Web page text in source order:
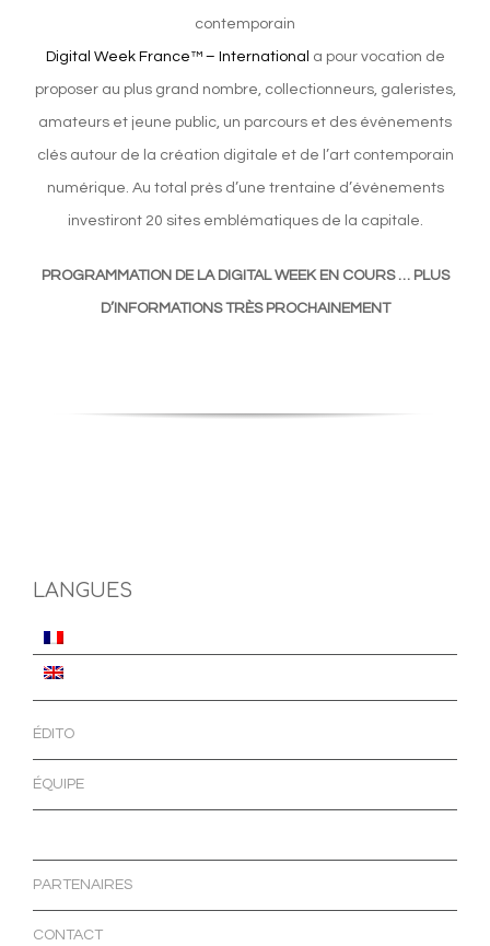
contemporain
Digital Week France™ – International a pour vocation de
proposer au plus grand nombre, collectionneurs, galeristes,
amateurs et jeune public, un parcours et des évènements
clés autour de la création digitale et de l’art contemporain
numérique. Au total près d’une trentaine d’évènements
investiront 20 sites emblématiques de la capitale.
PROGRAMMATION DE LA DIGITAL WEEK EN COURS … PLUS
D’INFORMATIONS TRÈS PROCHAINEMENT
LANGUES
ÉDITO
ÉQUIPE
PARTENAIRES
CONTACT